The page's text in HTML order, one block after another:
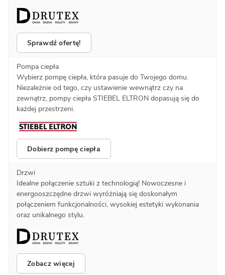
Sprawdź ofertę!
Pompa ciepła
Wybierz pompę ciepła, która pasuje do Twojego domu.
Niezależnie od tego, czy ustawienie wewnątrz czy na
zewnątrz, pompy ciepła STIEBEL ELTRON dopasują się do
każdej przestrzeni.
Dobierz pompę ciepła
Drzwi
Idealne połączenie sztuki z technologią! Nowoczesne i
energooszczędne drzwi wyróżniają się doskonałym
połączeniem funkcjonalności, wysokiej estetyki wykonania
oraz unikalnego stylu.
Zobacz więcej